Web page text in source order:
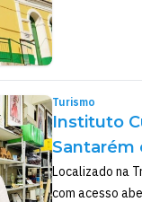
Turismo
Instituto
Santarém
Localizado na
com acesso